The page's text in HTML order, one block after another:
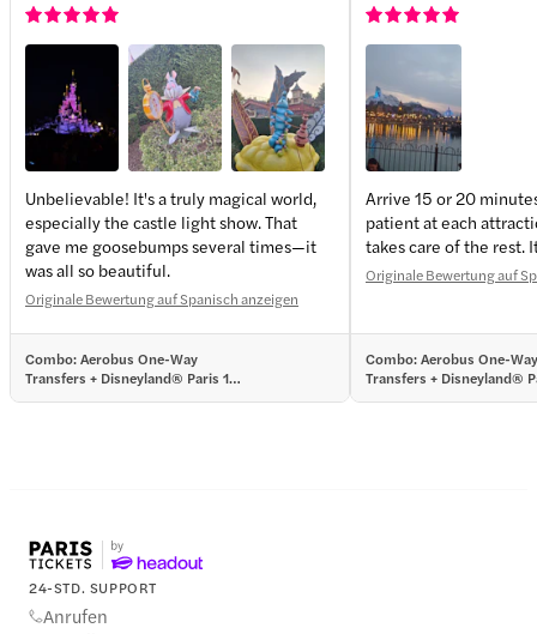
+ 4more
Unbelievable! It's a truly magical world,
especially the castle light show. That
gave me goosebumps several times—it
was all so beautiful.
Originale Bewertung auf Spanisch anzeigen
Combo: Aerobus One-Way
Transfers + Disneyland® Paris 1-
Arrive 15 or 20
patient at each
takes care of the rest.
Originale Bewertung auf
Combo: Aerobus One-Way
Transfers + Disneyland®
24-STD. SUPPORT
Anrufen